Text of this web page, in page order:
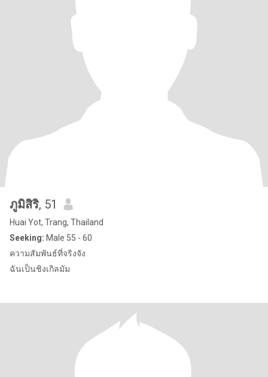
ภูมิสิริ, 51
Huai Yot, Trang, Thailand
Seeking: Male 55 - 60
ความสัมพันธ์ที่จริงจัง
ฉันเป็นชิงเกิลมัม